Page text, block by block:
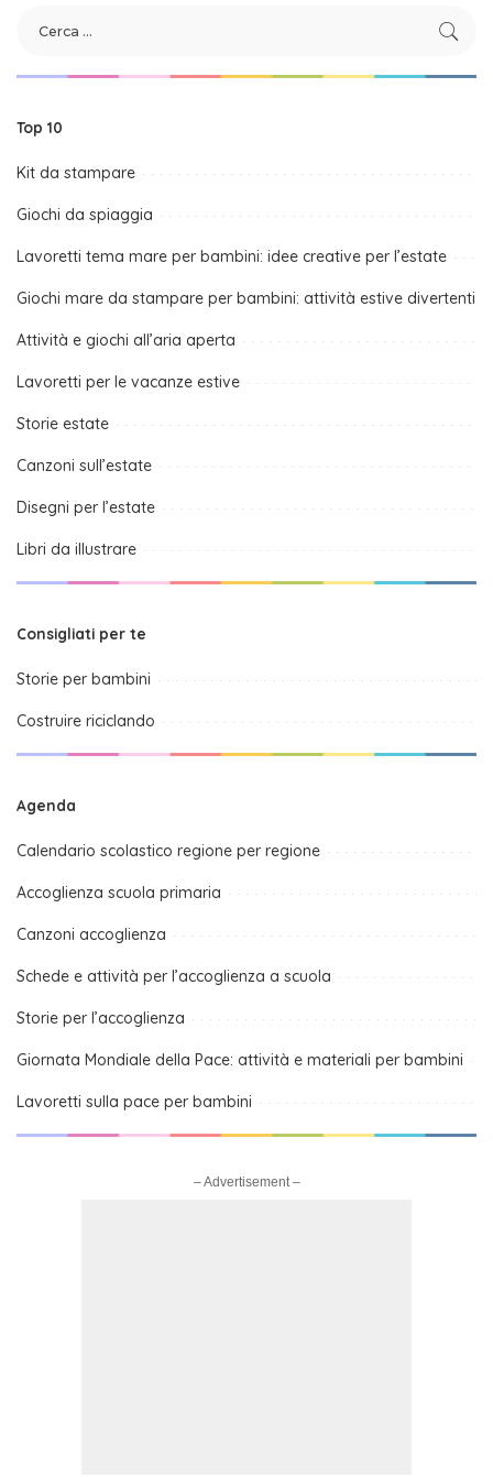
Top 10
Kit da stampare
Giochi da spiaggia
Lavoretti tema mare per bambini: idee creative per l’estate
Giochi mare da stampare per bambini: attività estive divertenti
Attività e giochi all’aria aperta
Lavoretti per le vacanze estive
Storie estate
Canzoni sull’estate
Disegni per l’estate
Libri da illustrare
Consigliati per te
Storie per bambini
Costruire riciclando
Agenda
Calendario scolastico regione per regione
Accoglienza scuola primaria
Canzoni accoglienza
Schede e attività per l’accoglienza a scuola
Storie per l’accoglienza
Giornata Mondiale della Pace: attività e materiali per bambini
Lavoretti sulla pace per bambini
– Advertisement –